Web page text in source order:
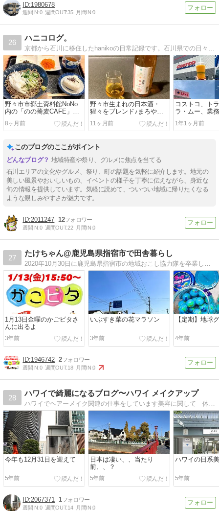
1980678
週間IN:0 週間OUT:35 月間IN:0
26
ハニコログ。
京都から石川に移住したhanikoの日常記録です。石川県での日々の生活、移住に関すること、お出かけスポット・グルメや趣味について等、幅広く記録しています。
野々市市郷土資料館NoNo
内の「のの蕎麦CAFE」！
こだわりの手打ちそばラン
チ
8ヶ月前
野々市生まれの日本酒・
猩々をブレンド♪まろやか
美味しい梅酒「梅猩々」
11ヶ月前
コストコ、ト
ラ・ムー、業
全国的にも人
結する野々市
1年1ヶ月前
このブログのここがポイント
地域特産や祭り、グルメに焦点を当てる
石川エリアの文化やグルメ、祭り、町の話題を気軽に紹介します。地元の
美しい風景やおいしいもの、イベントの様子を丁寧に伝えながら、身近な
旬の情報を提供しています。気軽に読めて、ついつい地域に帰りたくなる
ような親しみやすさが魅力です。
2011247 12
週間IN:0 週間OUT:22 月間IN:0
27
たけちゃん@鹿児島県指宿市で田舎暮らし
1月13日金曜のかごピタさ
んに出るよ
3年前
いぶすき菜の花マラソン
3年前
【定期】地球
4年前
1946742 2
週間IN:0 週間OUT:18 月間IN:0
28
ハワイで綺麗になるブログ〜ハワイ メイクアップ
今年も12月31日を迎えて
5年前
日本は凄い、、当たり
前、、？
5年前
ハワイの日系
5年前
2067371 1
週間IN:0 週間OUT:14 月間IN:0